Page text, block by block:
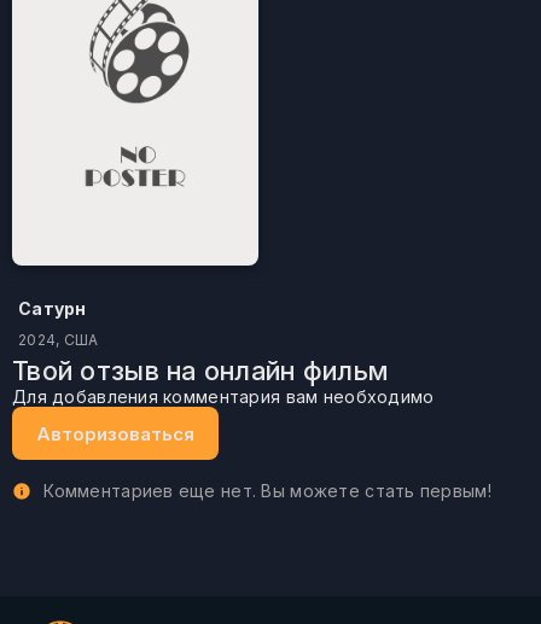
Сатурн
2024, США
Твой отзыв на онлайн фильм
Для добавления комментария вам необходимо
Авторизоваться
Комментариев еще нет. Вы можете стать первым!